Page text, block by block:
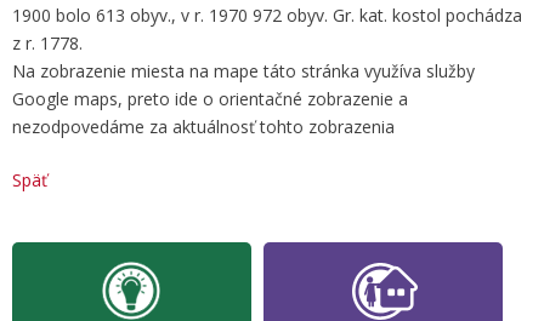
1900 bolo 613 obyv., v r. 1970 972 obyv. Gr. kat. kostol pochádza
z r. 1778.
Na zobrazenie miesta na mape táto stránka využíva služby
Google maps, preto ide o orientačné zobrazenie a
nezodpovedáme za aktuálnosť tohto zobrazenia
Späť